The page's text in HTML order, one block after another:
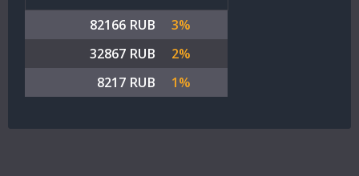
82166 RUB
3%
32867 RUB
2%
8217 RUB
1%